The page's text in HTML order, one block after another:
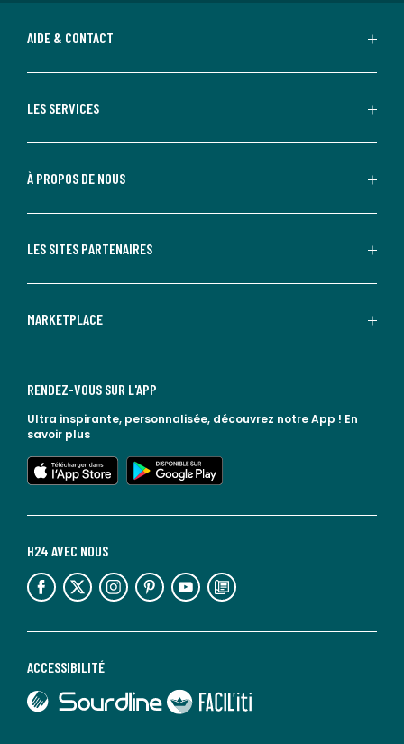
AIDE & CONTACT
LES SERVICES
À PROPOS DE NOUS
LES SITES PARTENAIRES
MARKETPLACE
ACCESSIBILITÉ
lien vers Sourdline
lien vers Faciliti
H24 AVEC NOUS
lien vers l'espace réseaux sociaux lien vers l'espace réseaux sociaux lien vers l'espace réseaux sociaux lien vers l'espace réseaux sociaux lien vers l'espace réseaux sociaux lien vers le blog la redoute
RENDEZ-VOUS SUR L'APP
Ultra inspirante, personnalisée, découvrez notre App ! En
savoir plus
lien vers l'app store
lien vers google play